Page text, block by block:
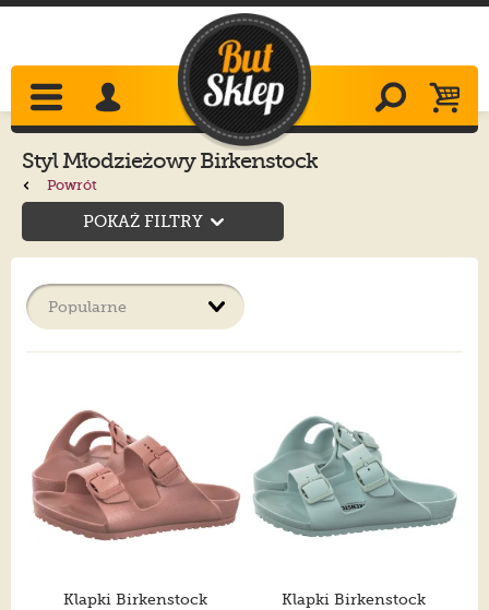
Styl Młodzieżowy Birkenstock
Powrót
POKAŻ FILTRY
Klapki Birkenstock Klapki Birkenstock